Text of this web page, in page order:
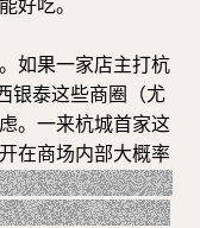
如果一家店主打杭
银泰这些商圈（尤
。一来杭城首家这
在商场内部大概率
介意预制菜或者电
很明白是我个人视